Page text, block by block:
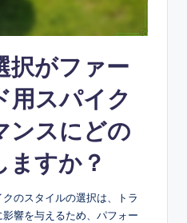
択がファー
用スパイク
ンスにどの
ますか？
のスタイルの選択は、トラ
響を与えるため、パフォー